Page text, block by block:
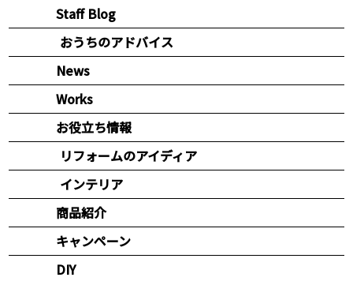
Staff Blog
おうちのアドバイス
News
Works
お役立ち情報
リフォームのアイディア
インテリア
商品紹介
キャンペーン
DIY